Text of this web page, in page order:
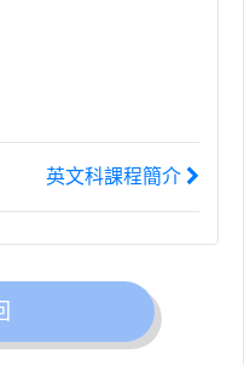
英文科課程簡介